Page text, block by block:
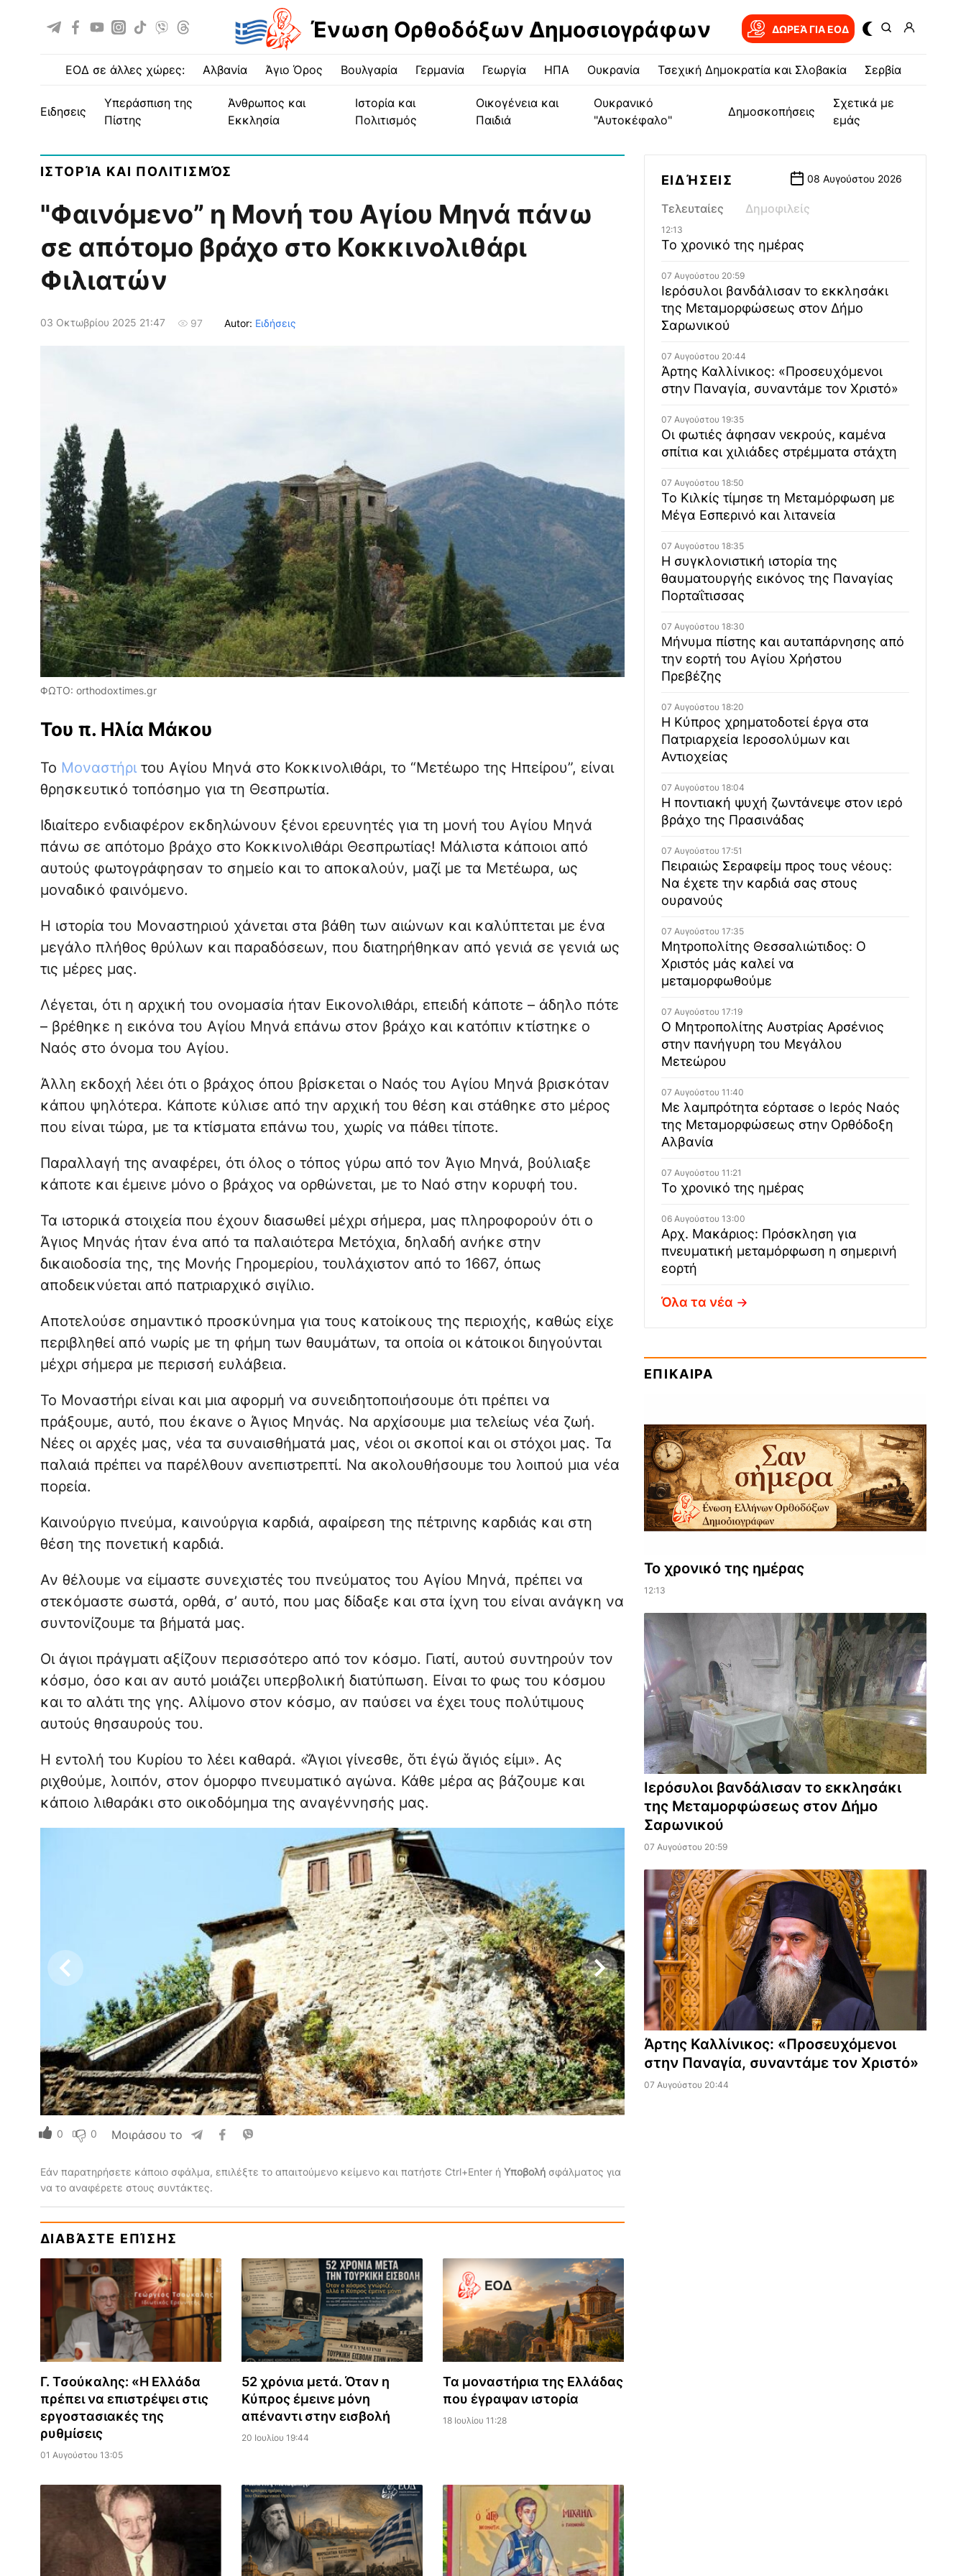
Ένωση Ορθοδόξων Δημοσιογράφων ΔΩΡΕΆ ΓΙΑ EOΔ
ΕΟΔ σε άλλες χώρες: Αλβανία Άγιο Όρος Βουλγαρία Γερμανία Γεωργία ΗΠΑ Ουκρανία Τσεχική Δημοκρατία και Σλοβακία Σερβία
ειδησεις
Υπεράσπιση της
Πίστης
Άνθρωπος και
Εκκλησία
Ιστορία και
Πολιτισμός
Οικογένεια και
Παιδιά
Ουκρανικό
"Αυτοκέφαλο"
Δημοσκοπήσεις
Σχετικά με
εμάς
ΙΣΤΟΡΊΑ ΚΑΙ ΠΟΛΙΤΙΣΜΌΣ
"Φαινόμενο” η Μονή του Αγίου Μηνά πάνω
σε απότομο βράχο στο Κοκκινολιθάρι
Φιλιατών
03 Οκτωβρίου 2025 21:47 97 Autor: Ειδήσεις
ΦΩΤΟ: orthodoxtimes.gr
Του π. Ηλία Μάκου
Το Μοναστήριτου Αγίου Μηνά στο Κοκκινολιθάρι, το “Μετέωρο της Ηπείρου”, είναι
θρησκευτικό τοπόσημο για τη Θεσπρωτία.
Ιδιαίτερο ενδιαφέρον εκδηλώνουν ξένοι ερευνητές για τη μονή του Αγίου Μηνά
πάνω σε απότομο βράχο στο Κοκκινολιθάρι Θεσπρωτίας! Μάλιστα κάποιοι από
αυτούς φωτογράφησαν το σημείο και το αποκαλούν, μαζί με τα Μετέωρα, ως
μοναδικό φαινόμενο.
Η ιστορία του Μοναστηριού χάνεται στα βάθη των αιώνων και καλύπτεται με ένα
μεγάλο πλήθος θρύλων και παραδόσεων, που διατηρήθηκαν από γενιά σε γενιά ως
τις μέρες μας.
Λέγεται, ότι η αρχική του ονομασία ήταν Εικονολιθάρι, επειδή κάποτε – άδηλο πότε
– βρέθηκε η εικόνα του Αγίου Μηνά επάνω στον βράχο και κατόπιν κτίστηκε ο
Ναός στο όνομα του Αγίου.
Άλλη εκδοχή λέει ότι ο βράχος όπου βρίσκεται ο Ναός του Αγίου Μηνά βρισκόταν
κάπου ψηλότερα. Κάποτε κύλισε από την αρχική του θέση και στάθηκε στο μέρος
που είναι τώρα, με τα κτίσματα επάνω του, χωρίς να πάθει τίποτε.
Παραλλαγή της αναφέρει, ότι όλος ο τόπος γύρω από τον Άγιο Μηνά, βούλιαξε
κάποτε και έμεινε μόνο ο βράχος να ορθώνεται, με το Ναό στην κορυφή του.
Τα ιστορικά στοιχεία που έχουν διασωθεί μέχρι σήμερα, μας πληροφορούν ότι ο
Άγιος Μηνάς ήταν ένα από τα παλαιότερα Μετόχια, δηλαδή ανήκε στην
δικαιοδοσία της, της Μονής Γηρομερίου, τουλάχιστον από το 1667, όπως
αποδεικνύεται από πατριαρχικό σιγίλιο.
Αποτελούσε σημαντικό προσκύνημα για τους κατοίκους της περιοχής, καθώς είχε
περιβληθεί από νωρίς με τη φήμη των θαυμάτων, τα οποία οι κάτοικοι διηγούνται
μέχρι σήμερα με περισσή ευλάβεια.
Το Μοναστήρι είναι και μια αφορμή να συνειδητοποιήσουμε ότι πρέπει να
πράξουμε, αυτό, που έκανε ο Άγιος Μηνάς. Να αρχίσουμε μια τελείως νέα ζωή.
Νέες οι αρχές μας, νέα τα συναισθήματά μας, νέοι οι σκοποί και οι στόχοι μας. Τα
παλαιά πρέπει να παρέλθουν ανεπιστρεπτί. Να ακολουθήσουμε του λοιπού μια νέα
πορεία.
Καινούργιο πνεύμα, καινούργια καρδιά, αφαίρεση της πέτρινης καρδιάς και στη
θέση της πονετική καρδιά.
Αν θέλουμε να είμαστε συνεχιστές του πνεύματος του Αγίου Μηνά, πρέπει να
στεκόμαστε σωστά, ορθά, σ’ αυτό, που μας δίδαξε και στα ίχνη του είναι ανάγκη να
συντονίζουμε τα βήματά μας.
Οι άγιοι πράγματι αξίζουν περισσότερο από τον κόσμο. Γιατί, αυτού συντηρούν τον
κόσμο, όσο και αν αυτό μοιάζει υπερβολική διατύπωση. Είναι το φως του κόσμου
και το αλάτι της γης. Αλίμονο στον κόσμο, αν παύσει να έχει τους πολύτιμους
αυτούς θησαυρούς του.
Η εντολή του Κυρίου το λέει καθαρά. «Ἅγιοι γίνεσθε, ὅτι ἐγώ ἅγιός εἰμι». Ας
ριχθούμε, λοιπόν, στον όμορφο πνευματικό αγώνα. Κάθε μέρα ας βάζουμε και
κάποιο λιθαράκι στο οικοδόμημα της αναγέννησής μας.
0 0 Μοιράσου το
Εάν παρατηρήσετε κάποιο σφάλμα, επιλέξτε το απαιτούμενο κείμενο και πατήστε Ctrl+Enter ή Υποβολήσφάλματος για
να το αναφέρετε στους συντάκτες.
ΔΙΑΒΆΣΤΕ ΕΠΊΣΗΣ
Γ. Τσούκαλης: «Η Ελλάδα
πρέπει να επιστρέψει στις
εργοστασιακές της
ρυθμίσεις
01 Αυγούστου 13:05
52 χρόνια μετά. Όταν η
Κύπρος έμεινε μόνη
απέναντι στην εισβολή
20 Ιουλίου 19:44
Τα μοναστήρια της Ελλάδας
που έγραψαν ιστορία
18 Ιουλίου 11:28
ΕΙΔΉΣΕΙΣ 08 Αυγούστου 2026
Τελευταίες Δημοφιλείς
12:13
Το χρονικό της ημέρας
07 Αυγούστου 20:59
Ιερόσυλοι βανδάλισαν το εκκλησάκι
της Μεταμορφώσεως στον Δήμο
Σαρωνικού
07 Αυγούστου 20:44
Άρτης Καλλίνικος: «Προσευχόμενοι
στην Παναγία, συναντάμε τον Χριστό»
07 Αυγούστου 19:35
Οι φωτιές άφησαν νεκρούς, καμένα
σπίτια και χιλιάδες στρέμματα στάχτη
07 Αυγούστου 18:50
Το Κιλκίς τίμησε τη Μεταμόρφωση με
Μέγα Εσπερινό και λιτανεία
07 Αυγούστου 18:35
Η συγκλονιστική ιστορία της
θαυματουργής εικόνος της Παναγίας
Πορταΐτισσας
07 Αυγούστου 18:30
Μήνυμα πίστης και αυταπάρνησης από
την εορτή του Αγίου Χρήστου
Πρεβέζης
07 Αυγούστου 18:20
Η Κύπρος χρηματοδοτεί έργα στα
Πατριαρχεία Ιεροσολύμων και
Αντιοχείας
07 Αυγούστου 18:04
Η ποντιακή ψυχή ζωντάνεψε στον ιερό
βράχο της Πρασινάδας
07 Αυγούστου 17:51
Πειραιώς Σεραφείμ προς τους νέους:
Να έχετε την καρδιά σας στους
ουρανούς
07 Αυγούστου 17:35
Μητροπολίτης Θεσσαλιώτιδος: Ο
Χριστός μάς καλεί να
μεταμορφωθούμε
07 Αυγούστου 17:19
Ο Μητροπολίτης Αυστρίας Αρσένιος
στην πανήγυρη του Μεγάλου
Μετεώρου
07 Αυγούστου 11:40
Με λαμπρότητα εόρτασε ο Ιερός Ναός
της Μεταμορφώσεως στην Ορθόδοξη
Αλβανία
07 Αυγούστου 11:21
Το χρονικό της ημέρας
06 Αυγούστου 13:00
Αρχ. Μακάριος: Πρόσκληση για
πνευματική μεταμόρφωση η σημερινή
εορτή
Όλα τα νέα
ΕΠΙΚΑΙΡΑ
Το χρονικό της ημέρας
12:13
Ιερόσυλοι βανδάλισαν το εκκλησάκι
της Μεταμορφώσεως στον Δήμο
Σαρωνικού
07 Αυγούστου 20:59
Άρτης Καλλίνικος: «Προσευχόμενοι
στην Παναγία, συναντάμε τον Χριστό»
07 Αυγούστου 20:44